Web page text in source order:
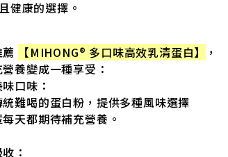
健康的選擇。
【MIHONG® 多口味高效乳清蛋白】
，
養變成一種享受：
口味：
統難喝的蛋白粉，提供多種風味選擇
天都期待補充營養。
：